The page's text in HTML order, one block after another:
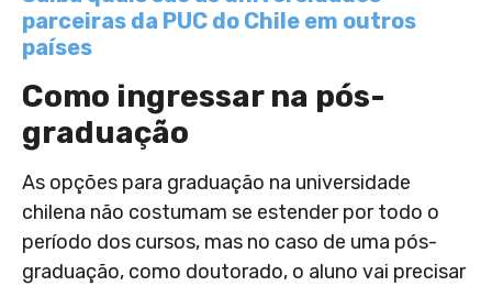
parceiras da PUC do Chile em outros
países
Como ingressar na pós-
graduação
As opções para graduação na universidade
chilena não costumam se estender por todo o
período dos cursos, mas no caso de uma pós-
graduação, como doutorado, o aluno vai precisar